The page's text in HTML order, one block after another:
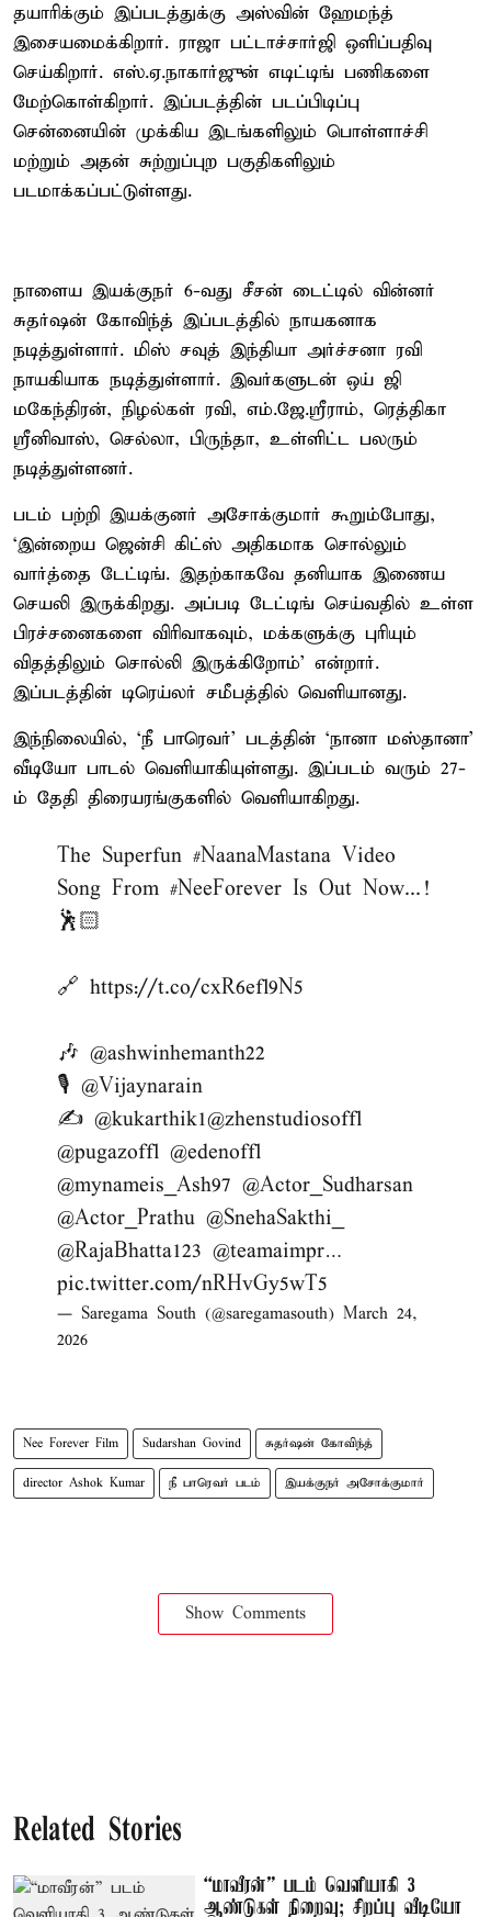
தயாரிக்கும் இப்படத்துக்கு அஸ்வின் ஹேமந்த்
இசையமைக்கிறார். ராஜா பட்டாச்சார்ஜி ஒளிப்பதிவு
செய்கிறார். எஸ்.ஏ.நாகார்ஜுன் எடிட்டிங் பணிகளை
மேற்கொள்கிறார். இப்படத்தின் படப்பிடிப்பு
சென்னையின் முக்கிய இடங்களிலும் பொள்ளாச்சி
மற்றும் அதன் சுற்றுப்புற பகுதிகளிலும்
படமாக்கப்பட்டுள்ளது.
நாளைய இயக்குநர் 6-வது சீசன் டைட்டில் வின்னர்
சுதர்ஷன் கோவிந்த் இப்படத்தில் நாயகனாக
நடித்துள்ளார். மிஸ் சவுத் இந்தியா அர்ச்சனா ரவி
நாயகியாக நடித்துள்ளார். இவர்களுடன் ஒய் ஜி
மகேந்திரன், நிழல்கள் ரவி, எம்.ஜே.ஸ்ரீராம், ரெத்திகா
ஸ்ரீனிவாஸ், செல்லா, பிருந்தா, உள்ளிட்ட பலரும்
நடித்துள்ளனர்.
படம் பற்றி இயக்குனர் அசோக்குமார் கூறும்போது,
‘இன்றைய ஜென்சி கிட்ஸ் அதிகமாக சொல்லும்
வார்த்தை டேட்டிங். இதற்காகவே தனியாக இணைய
செயலி இருக்கிறது. அப்படி டேட்டிங் செய்வதில் உள்ள
பிரச்சனைகளை விரிவாகவும், மக்களுக்கு புரியும்
விதத்திலும் சொல்லி இருக்கிறோம்’ என்றார்.
இப்படத்தின் டிரெய்லர் சமீபத்தில் வெளியானது.
இந்நிலையில், ‘நீ பாரெவர்’ படத்தின் ‘நானா மஸ்தானா’
வீடியோ பாடல் வெளியாகியுள்ளது. இப்படம் வரும் 27-
ம் தேதி திரையரங்குகளில் வெளியாகிறது.
The Superfun #NaanaMastana Video
Song From #NeeForever Is Out Now...!
🕺🏻
🔗 https://t.co/cxR6efl9N5
🎶 @ashwinhemanth22
🎙️ @Vijaynarain
✍️ @kukarthik1@zhenstudiosoffl
@pugazoffl @edenoffl
@mynameis_Ash97 @Actor_Sudharsan
@Actor_Prathu @SnehaSakthi_
@RajaBhatta123 @teamaimpr…
pic.twitter.com/nRHvGy5wT5
— Saregama South (@saregamasouth) March 24,
2026
Nee Forever Film Sudarshan Govind சுதர்ஷன் கோவிந்த்
director Ashok Kumar நீ பாரெவர் படம் இயக்குநர் அசோக்குமார்
Show Comments
Related Stories
“மாவீரன்” படம் வெளியாகி 3
ஆண்டுகள் நிறைவு; சிறப்பு வீடியோ